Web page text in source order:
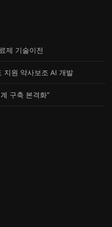
제 기술이전
지원 약사보조 AI 개발
구축 본격화”